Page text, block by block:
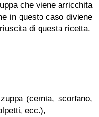
che viene arricchita
in questo caso diviene
di questa ricetta.
(cernia, scorfano,
ecc.),